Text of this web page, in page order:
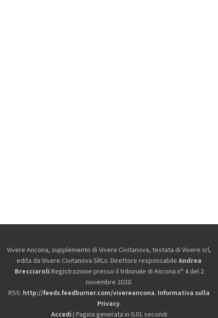
Vivere Ancona, supplemento di Vivere Civitanova, testata di Vivere srl,
edita da Vivere Civitanova SRLs. Direttore responsabile Andrea
Brecciaroli.Registrazione presso il tribunale di Ancona n° 4 del 2
novembre 2020.
RSS: http://feeds.feedburner.com/vivereancona. Informativa sulla
Privacy.
Accedi | Pagina generata in 0.01 secondi